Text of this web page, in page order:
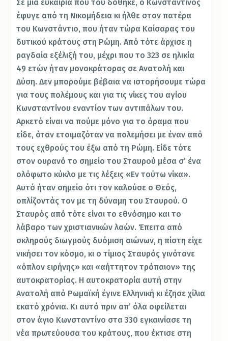
Σε μια ευκαιρία που του δόθηκε, ο Κωνσταντίνος
έφυγε από τη Νικομήδεια κι ήλθε στον πατέρα
του Κωνστάντιο, που ήταν τώρα Καίσαρας του
δυτικού κράτους στη Ρώμη. Από τότε άρχισε η
ραγδαία εξέλιξή του, μέχρι που το 323 σε ηλικία
49 ετών ήταν μονοκράτορας σε Ανατολή και
Δύση. Δεν μπορούμε βέβαια να ιστορήσουμε τώρα
για τους πολέμους και για τις νίκες του αγίου
Κωνσταντίνου εναντίον των αντιπάλων του.
Αρκετό είναι να πούμε μόνο για το όραμα που
είδε, όταν ετοιμαζόταν να πολεμήσει με έναν από
τους εχθρούς του έξω από τη Ρώμη. Είδε τότε
στον ουρανό το σημείο του Σταυρού μέσα σ’ ένα
ολόφωτο κύκλο με τις λέξεις «Εν τούτω νίκα».
Αυτό ήταν σημείο ότι τον καλούσε ο Θεός,
οπλίζοντάς τον με τη δύναμη του Σταυρού. Ο
Σταυρός από τότε είναι το εθνόσημο και το
λάβαρο των χριστιανικών λαών. Έπειτα από
σκληρούς διωγμούς δυόμιση αιώνων, η πίστη είχε
νικήσει τον κόσμο, κι ο τίμιος Σταυρός γινότανε
«όπλον ειρήνης» και «αήττητον τρόπαιον» της
αυτοκρατορίας. Η αυτοκρατορία αυτή στην
Ανατολή από Ρωμαϊκή έγινε Ελληνική κι έζησε χίλια
εκατό χρόνια. Κι αυτό πριν απ’ όλα οφείλεται
στον άγιο Κωνσταντίνο στα 330 εγκαινίασε τη
νέα πρωτεύουσα του κράτους, που έκτισε στη